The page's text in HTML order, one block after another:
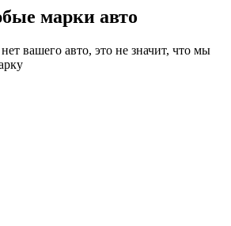
марки авто
вашего авто, это не значит, что мы